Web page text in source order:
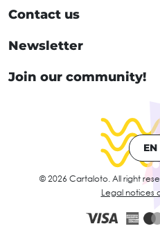
Contact us
Newsletter
Join our community!
EN
© 2026 Cartaloto. All right
Legal notices